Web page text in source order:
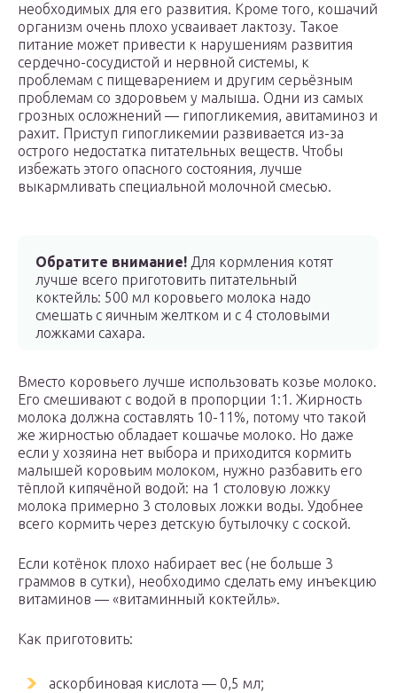
необходимых для его развития. Кроме того, кошачий
организм очень плохо усваивает лактозу. Такое
питание может привести к нарушениям развития
сердечно-сосудистой и нервной системы, к
проблемам с пищеварением и другим серьёзным
проблемам со здоровьем у малыша. Одни из самых
грозных осложнений — гипогликемия, авитаминоз и
рахит. Приступ гипогликемии развивается из-за
острого недостатка питательных веществ. Чтобы
избежать этого опасного состояния, лучше
выкармливать специальной молочной смесью.
Обратите внимание! Для кормления котят
лучше всего приготовить питательный
коктейль: 500 мл коровьего молока надо
смешать с яичным желтком и с 4 столовыми
ложками сахара.
Вместо коровьего лучше использовать козье молоко.
Его смешивают с водой в пропорции 1:1. Жирность
молока должна составлять 10-11%, потому что такой
же жирностью обладает кошачье молоко. Но даже
если у хозяина нет выбора и приходится кормить
малышей коровьим молоком, нужно разбавить его
тёплой кипячёной водой: на 1 столовую ложку
молока примерно 3 столовых ложки воды. Удобнее
всего кормить через детскую бутылочку с соской.
Если котёнок плохо набирает вес (не больше 3
граммов в сутки), необходимо сделать ему инъекцию
витаминов — «витаминный коктейль».
Как приготовить:
аскорбиновая кислота — 0,5 мл;